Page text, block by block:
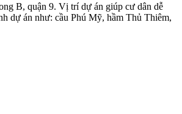
B, quận 9. Vị trí dự án giúp cư dân dễ
dự án như: cầu Phú Mỹ, hầm Thủ Thiêm,